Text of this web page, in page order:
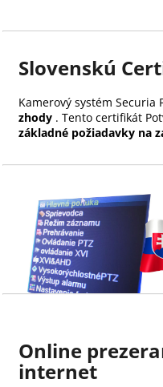
Slovenskú
Kamerový systém Securia
zhody . Tento certifikát
základné požiadavky na
Online
internet